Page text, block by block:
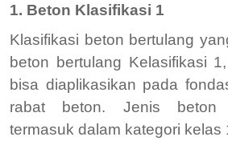
1. Beton Klasifikasi 1
Klasifikasi beton bertulang
beton bertulang Kelasifikasi
bisa diaplikasikan pada
rabat beton. Jenis beton
termasuk dalam kategori kelas